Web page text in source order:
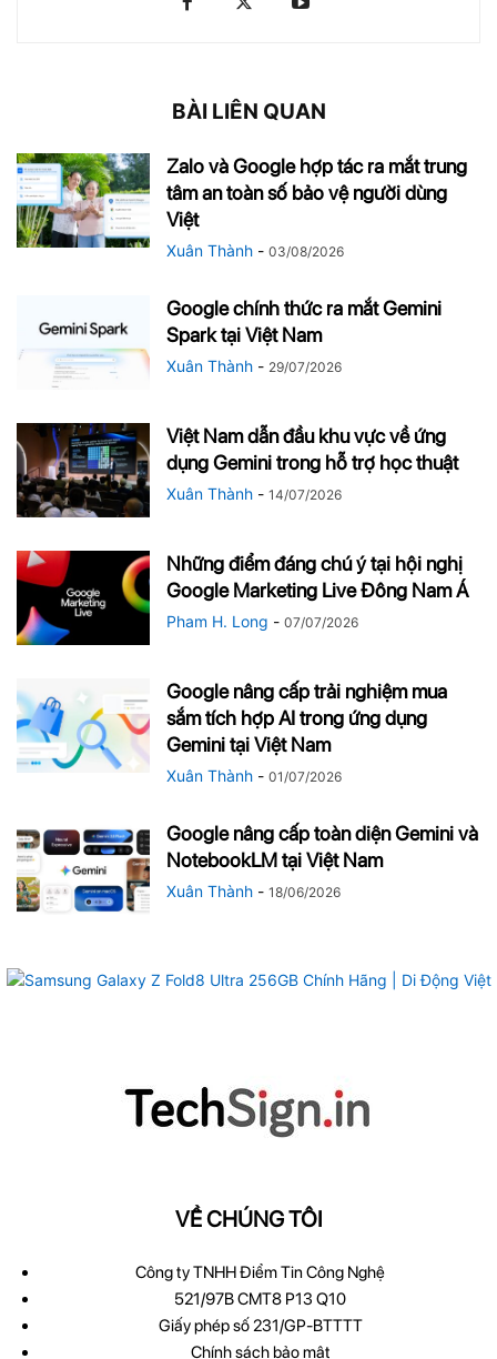
BÀI LIÊN QUAN
Zalo và Google hợp tác ra mắt trung
tâm an toàn số bảo vệ người dùng
Việt
Xuân Thành - 03/08/2026
Google chính thức ra mắt Gemini
Spark tại Việt Nam
Xuân Thành - 29/07/2026
Việt Nam dẫn đầu khu vực về ứng
dụng Gemini trong hỗ trợ học thuật
Xuân Thành - 14/07/2026
Những điểm đáng chú ý tại hội nghị
Google Marketing Live Đông Nam Á
Pham H. Long - 07/07/2026
Google nâng cấp trải nghiệm mua
sắm tích hợp AI trong ứng dụng
Gemini tại Việt Nam
Xuân Thành - 01/07/2026
Google nâng cấp toàn diện Gemini và
NotebookLM tại Việt Nam
Xuân Thành - 18/06/2026
VỀ CHÚNG TÔI
Công ty TNHH Điểm Tin Công Nghệ
521/97B CMT8 P13 Q10
Giấy phép số 231/GP-BTTTT
Chính sách bảo mật